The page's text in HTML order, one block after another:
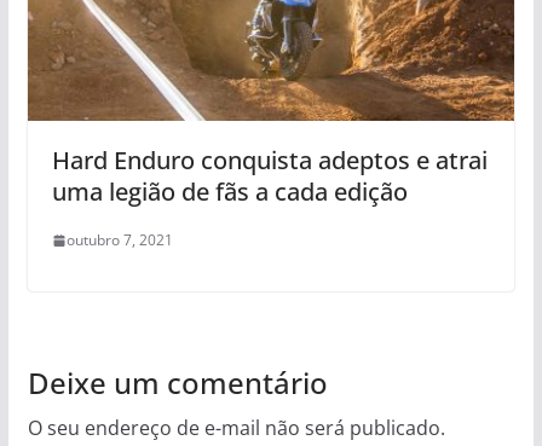
Hard Enduro conquista adeptos e atrai
uma legião de fãs a cada edição
outubro 7, 2021
Deixe um comentário
O seu endereço de e-mail não será publicado.